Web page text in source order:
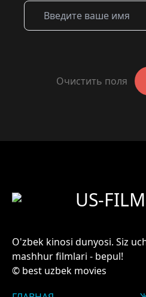
Очистить поля
US-
O'zbek kinosi dunyosi. Siz
mashhur filmlari - bepul!
© best uzbek movies